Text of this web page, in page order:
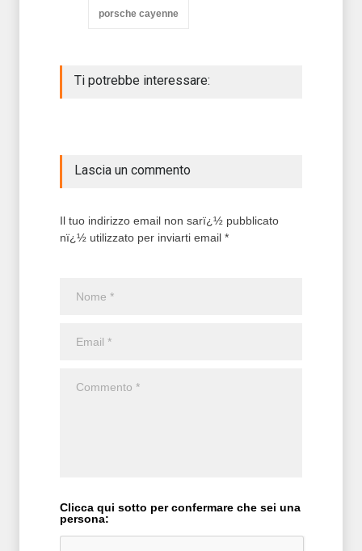
porsche cayenne
Ti potrebbe interessare:
Lascia un commento
Il tuo indirizzo email non sarï¿½ pubblicato
nï¿½ utilizzato per inviarti email *
Clicca qui sotto per confermare che sei una
persona: